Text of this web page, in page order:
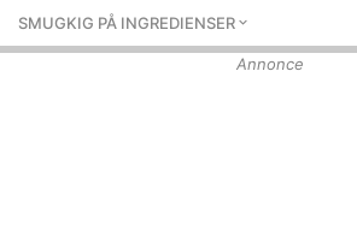
SMUGKIG PÅ INGREDIENSER
Annonce